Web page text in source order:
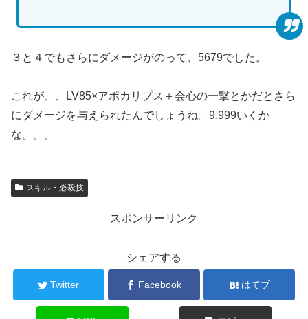
３と４でもさらにダメージがのって、5679でした。
これが、、LV85×アポカリプス＋会心の一撃とかだとさら
にダメージを与えられたんでしょうね。9,999いくか
な。。。
スキル・必殺技
スポンサーリンク
シェアする
Twitter Facebook はてブ